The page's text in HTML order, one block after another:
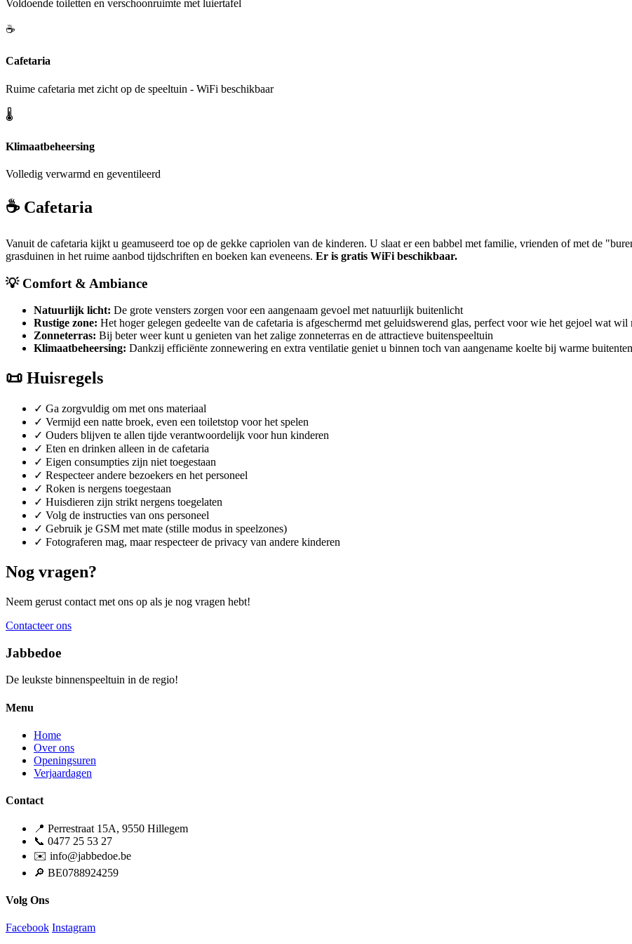
Voldoende toiletten en verschoonruimte met luiertafel
☕
Cafetaria
Ruime cafetaria met zicht op de speeltuin - WiFi beschikbaar
🌡️
Klimaatbeheersing
Volledig verwarmd en geventileerd
☕ Cafetaria
Vanuit de cafetaria kijkt u geamuseerd toe op de gekke capriolen van de kinderen. U slaat er een babbel met familie, vrienden of met de
grasduinen in het ruime aanbod tijdschriften en boeken kan eveneens. Er is gratis WiFi beschikbaar.
💡 Comfort & Ambiance
Natuurlijk licht: De grote vensters zorgen voor een aangenaam gevoel met natuurlijk buitenlicht
Rustige zone: Het hoger gelegen gedeelte van de cafetaria is afgeschermd met geluidswerend glas, perfect voor wie het gejoel wat wil
Zonneterras: Bij beter weer kunt u genieten van het zalige zonneterras en de attractieve buitenspeeltuin
Klimaatbeheersing: Dankzij efficiënte zonnewering en extra ventilatie geniet u binnen toch van aangename koelte bij warme
📜 Huisregels
✓ Ga zorgvuldig om met ons materiaal
✓ Vermijd een natte broek, even een toiletstop voor het spelen
✓ Ouders blijven te allen tijde verantwoordelijk voor hun kinderen
✓ Eten en drinken alleen in de cafetaria
✓ Eigen consumpties zijn niet toegestaan
✓ Respecteer andere bezoekers en het personeel
✓ Roken is nergens toegestaan
✓ Huisdieren zijn strikt nergens toegelaten
✓ Volg de instructies van ons personeel
✓ Gebruik je GSM met mate (stille modus in speelzones)
✓ Fotograferen mag, maar respecteer de privacy van andere kinderen
Nog vragen?
Neem gerust contact met ons op als je nog vragen hebt!
Contacteer ons
Jabbedoe
De leukste binnenspeeltuin in de regio!
Menu
Home
Over ons
Openingsuren
Verjaardagen
Contact
📍 Perrestraat 15A, 9550 Hillegem
📞 0477 25 53 27
✉️ info@jabbedoe.be
🔎 BE0788924259
Volg Ons
Facebook Instagram